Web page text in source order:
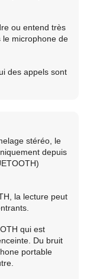
ou entend très
le microphone de
des appels sont
stéréo, le
depuis
la lecture peut
qui est
Du bruit
portable